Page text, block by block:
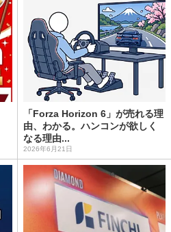
「Forza Horizon 6」が売れる理
由、わかる。ハンコンが欲しく
なる理由...
2026年6月21日